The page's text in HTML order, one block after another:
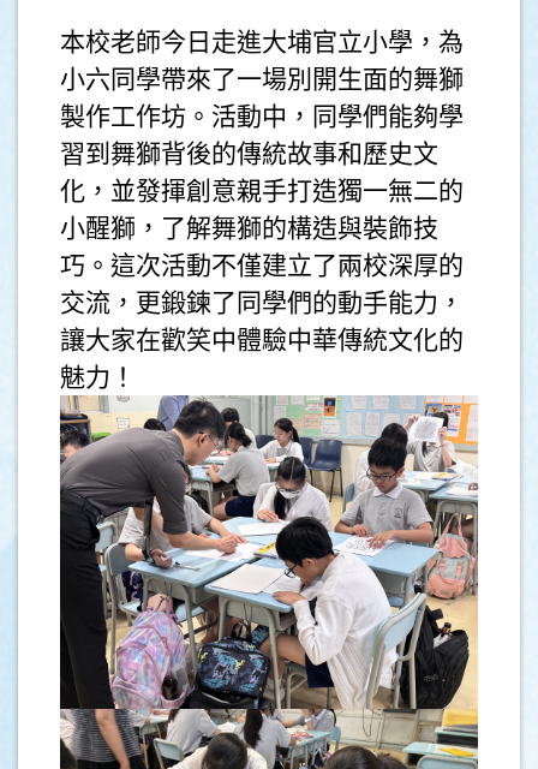
本校老師今日走進大埔官立小學，為
小六同學帶來了一場別開生面的舞獅
製作工作坊。活動中，同學們能夠學
習到舞獅背後的傳統故事和歷史文
化，並發揮創意親手打造獨一無二的
小醒獅，了解舞獅的構造與裝飾技
巧。這次活動不僅建立了兩校深厚的
交流，更鍛鍊了同學們的動手能力，
讓大家在歡笑中體驗中華傳統文化的
魅力！